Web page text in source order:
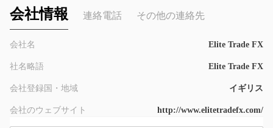
会社情報 連絡電話 その他の連絡先
会社名 Elite Trade FX
社名略語 Elite Trade FX
会社登録国・地域 イギリス
会社のウェブサイト http://www.elitetradefx.com/